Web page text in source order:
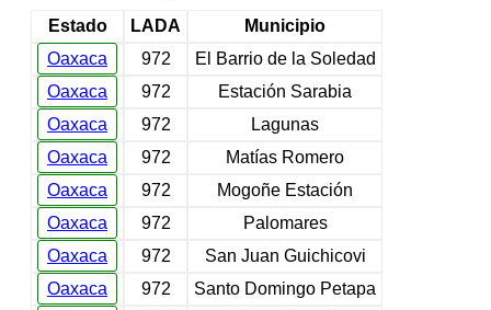
Estado LADA
Municipio
Oaxaca
972
El Barrio de la Soledad
Oaxaca
972
Estación Sarabia
Oaxaca
972
Lagunas
Oaxaca
972
Matías Romero
Oaxaca
972
Mogoñe Estación
Oaxaca
972
Palomares
Oaxaca
972
San Juan Guichicovi
Oaxaca
972
Santo Domingo Petapa